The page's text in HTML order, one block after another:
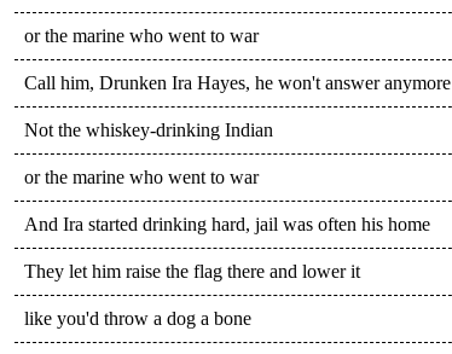
or the marine who went to war
Call him, Drunken Ira Hayes, he won't answer anymore
Not the whiskey-drinking Indian
or the marine who went to war
And Ira started drinking hard, jail was often his home
They let him raise the flag there and lower it
like you'd throw a dog a bone